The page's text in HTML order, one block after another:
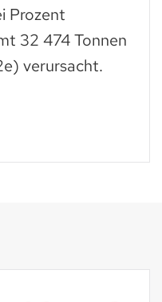
Prozent
32 474 Tonnen
verursacht.